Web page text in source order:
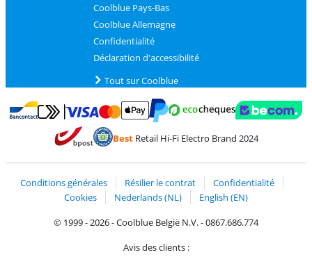
Coolblue Pays-Bas
Coolblue Allemagne
Confidentialité
Déclaration d'accessibilité
Tout sur Coolblue
Payer avec Bancontact
Payer avec MasterCard et Visa via ClickToPay
Payer avec PayPal
BestRetail Hi-Fi Electro Brand 2024
Conditions générales Résilier le contrat
Confidentialité
Cookies
Nederlands (NL)
English (EN)
© 1999 - 2026 - Coolblue België N.V. - 0867.686.774
Avis des clients :